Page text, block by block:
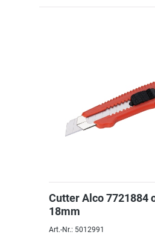
Cutter Alco 7721884
18mm
Art.-Nr.: 5012991